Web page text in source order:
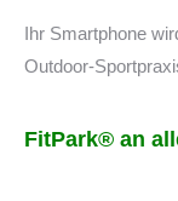
Ihr Smartphone
Outdoor-
FitPark® an